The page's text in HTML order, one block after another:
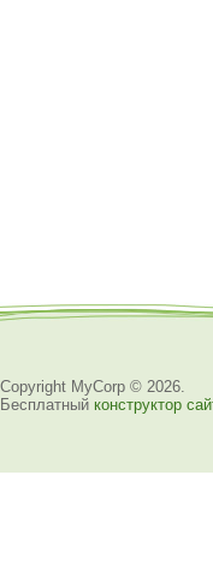
Copyright MyCorp © 2026
Бесплатный конструктор